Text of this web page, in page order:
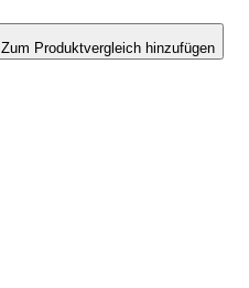
Zum Produktvergleich hinzufügen